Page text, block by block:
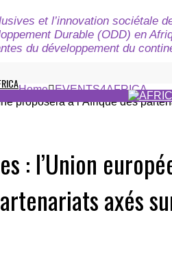
et l’innovation sociétale
Durable (ODD) en
du développement du
Home EVENTS4AFRICA
: l’Union
axés